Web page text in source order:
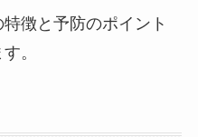
徴と予防のポイント
。